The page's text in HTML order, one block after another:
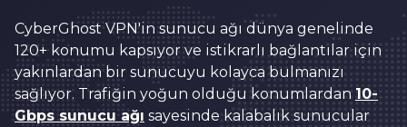
CyberGhost VPN'in sunucu ağı dünya genelinde
120+ konumu kapsıyor ve istikrarlı bağlantılar için
yakınlardan bir sunucuyu kolayca bulmanızı
sağlıyor. Trafiğin yoğun olduğu konumlardan 10-
Gbps sunucu ağı sayesinde kalabalık sunucular